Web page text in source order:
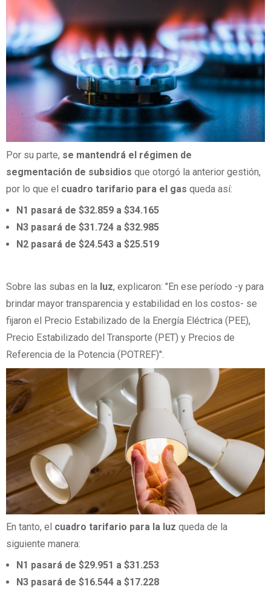
Por su parte, se mantendrá el régimen de
segmentación de subsidios que otorgó la anterior gestión,
por lo que el cuadro tarifario para el gas queda así:
N1 pasará de $32.859 a $34.165
N3 pasará de $31.724 a $32.985
N2 pasará de $24.543 a $25.519
Sobre las subas en la luz, explicaron: "En ese período -y para
brindar mayor transparencia y estabilidad en los costos- se
fijaron el Precio Estabilizado de la Energía Eléctrica (PEE),
Precio Estabilizado del Transporte (PET) y Precios de
Referencia de la Potencia (POTREF)".
En tanto, el cuadro tarifario para la luz queda de la
siguiente manera:
N1 pasará de $29.951 a $31.253
N3 pasará de $16.544 a $17.228